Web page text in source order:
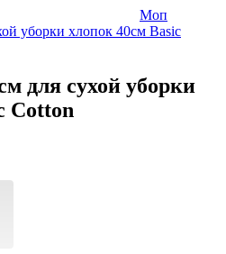
Моп
уборки хлопок 40см Basic
для сухой уборки
Cotton